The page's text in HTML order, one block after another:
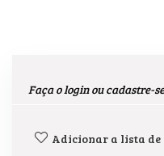
Faça o login ou cadastre-
Adicionar a lista de